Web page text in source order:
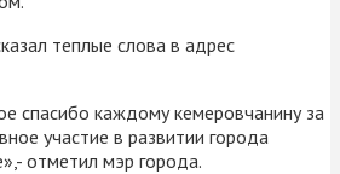
теплые слова в адрес
спасибо каждому кемеровчанину за
участие в развитии города
отметил мэр города.